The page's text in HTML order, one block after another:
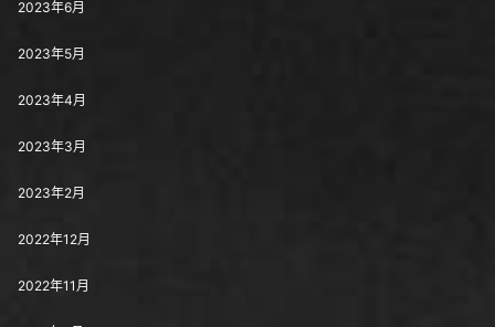
2023年6月
2023年5月
2023年4月
2023年3月
2023年2月
2022年12月
2022年11月